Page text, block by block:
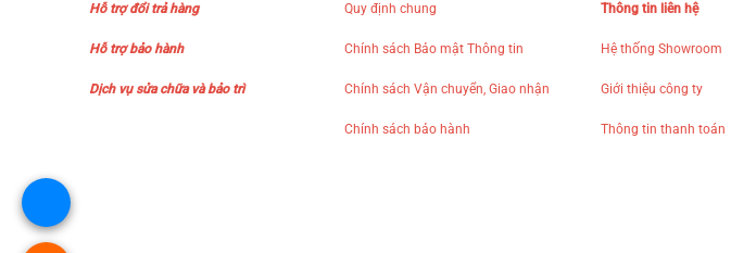
Hỗ trợ đổi trả hàng
Hỗ trợ bảo hành
Dịch vụ sửa chữa và bảo trì
Quy định chung
Chính sách Bảo mật Thông tin
Chính sách Vận chuyển, Giao nhận
Chính sách bảo hành
Thông tin liên hệ
Hệ thống Showroom
Giới thiệu công ty
Thông tin thanh toán